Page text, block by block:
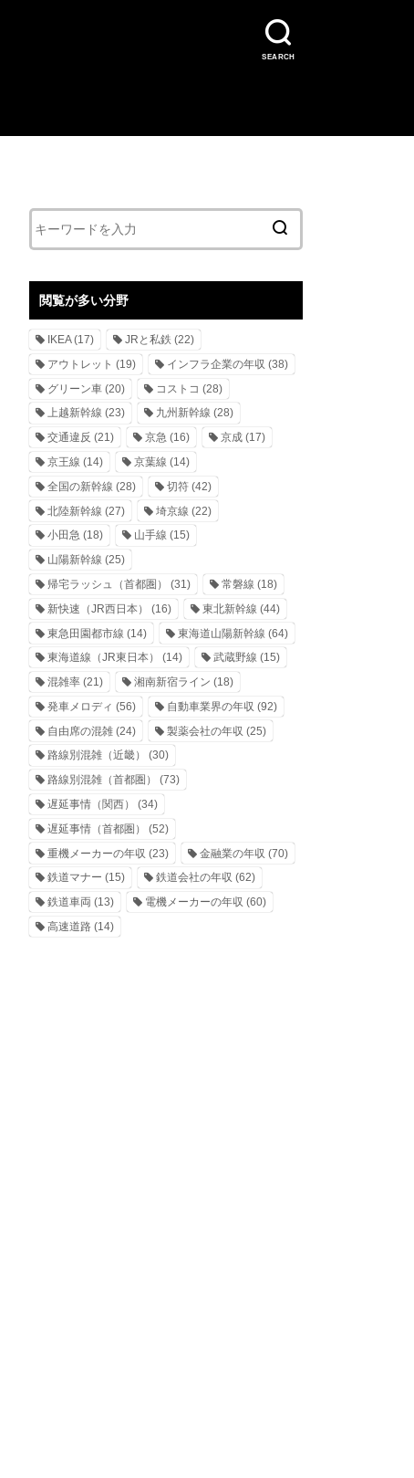
SEARCH
閲覧が多い分野
IKEA(17) JRと私鉄 (22)
アウトレット (19) インフラ企業の年収 (38)
グリーン車 (20) コストコ (28)
上越新幹線 (23) 九州新幹線 (28)
交通違反 (21) 京急 (16) 京成(17)
京王線 (14) 京葉線 (14)
全国の新幹線 (28) 切符(42)
北陸新幹線 (27) 埼京線 (22)
小田急 (18) 山手線 (15)
山陽新幹線 (25)
帰宅ラッシュ（首都圏）
(31) 常磐線 (18)
新快速（JR西日本）
(16) 東北新幹線 (44)
東急田園都市線 (14) 東海道山陽新幹線 (64)
東海道線（JR東日本）
(14) 武蔵野線 (15)
混雑率 (21) 湘南新宿ライン (18)
発車メロディ (56) 自動車業界の年収 (92)
自由席の混雑 (24) 製薬会社の年収 (25)
路線別混雑（近畿）
(30)
路線別混雑（首都圏）
(73)
遅延事情（関西）
(34)
遅延事情（首都圏）
(52)
重機メーカーの年収 (23) 金融業の年収 (70)
鉄道マナー (15) 鉄道会社の年収 (62)
鉄道車両 (13) 電機メーカーの年収 (60)
高速道路 (14)